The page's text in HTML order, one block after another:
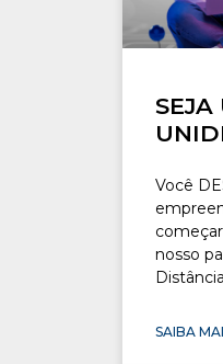
SEJA
Você
nosso
SAIBA